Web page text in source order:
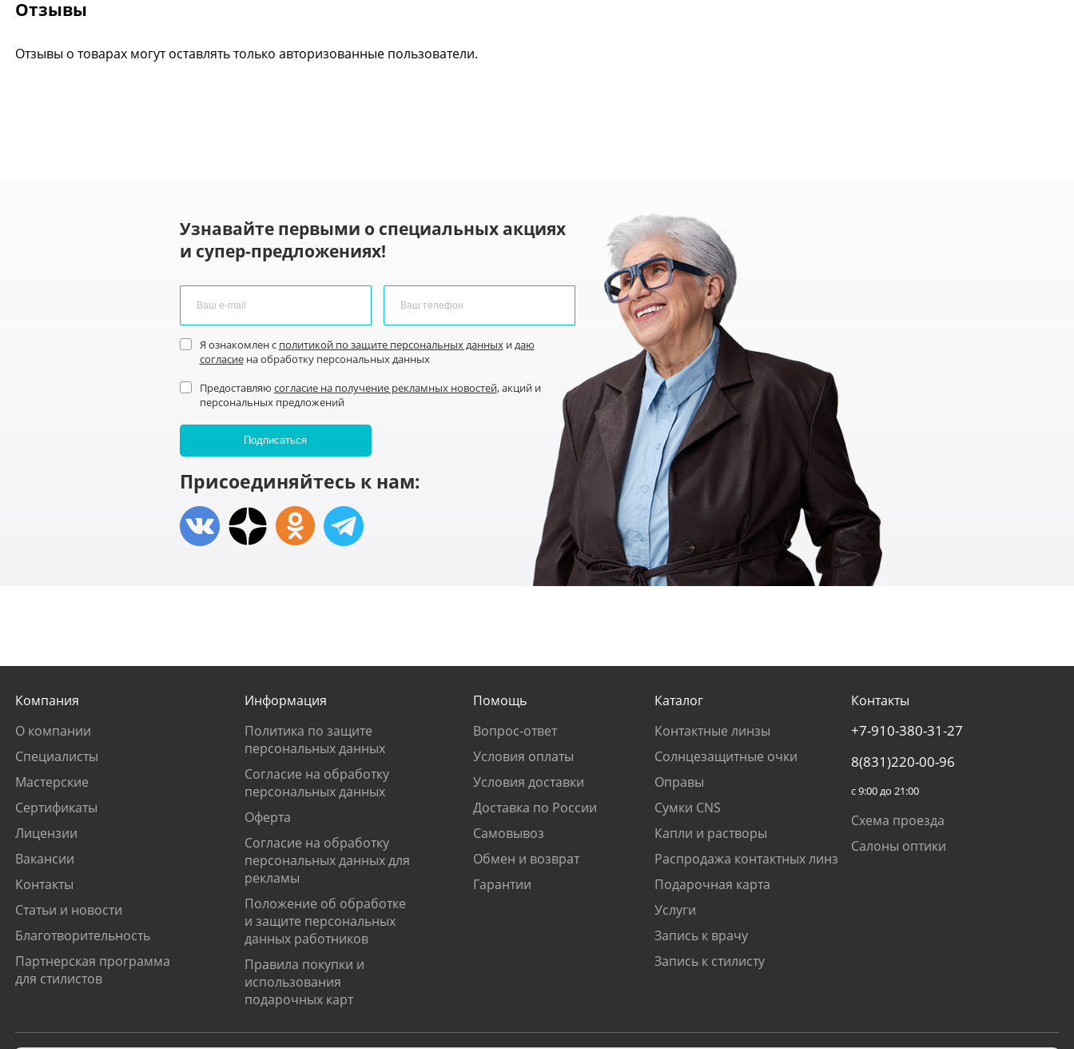
Отзывы
Отзывы о товарах могут оставлять только авторизованные пользователи.
Узнавайте первыми о специальных акциях
и супер-предложениях!
Я ознакомлен с политикой по защите персональных данныхидаю
согласиена обработку персональных данных
Предоставляю согласие на получение рекламных новостей, акций и
персональных предложений
Присоединяйтесь к нам:
Компания
О компании
Специалисты
Мастерские
Сертификаты
Лицензии
Вакансии
Контакты
Статьи и новости
Благотворительность
Партнерская программа
для стилистов
Информация
Политика по защите
персональных данных
Согласие на обработку
персональных данных
Оферта
Согласие на обработку
персональных данных для
рекламы
Положение об обработке
и защите персональных
данных работников
Правила покупки и
использования
подарочных карт
Помощь
Вопрос-ответ
Условия оплаты
Условия доставки
Доставка по России
Самовывоз
Обмен и возврат
Гарантии
Каталог
Контактные линзы
Солнцезащитные очки
Оправы
Сумки CNS
Капли и растворы
Распродажа контактных линз
Подарочная карта
Услуги
Запись к врачу
Запись к стилисту
Контакты
+7-910-380-31-27
8(831)220-00-96
с 9:00 до 21:00
Схема проезда
Салоны оптики